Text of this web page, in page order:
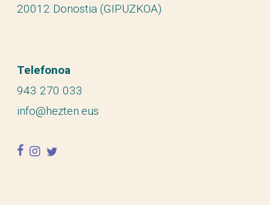
20012 Donostia (GIPUZKOA)
Telefonoa
943 270 033
info@hezten.eus
facebook
instagram
twitter